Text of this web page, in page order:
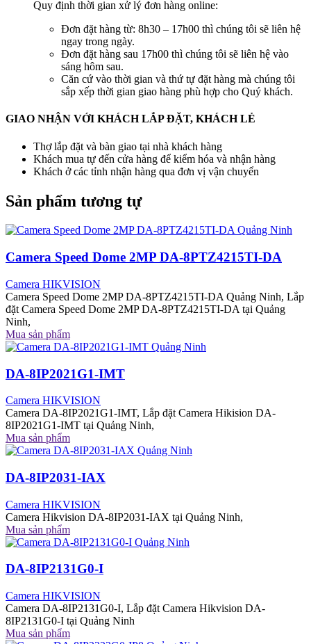
Quy định thời gian xử lý đơn hàng online:
Đơn đặt hàng từ: 8h30 – 17h00 thì chúng tôi sẽ liên hệ
ngay trong ngày.
Đơn đặt hàng sau 17h00 thì chúng tôi sẽ liên hệ vào
sáng hôm sau.
Căn cứ vào thời gian và thứ tự đặt hàng mà chúng tôi
sắp xếp thời gian giao hàng phù hợp cho Quý khách.
GIAO NHẬN VỚI KHÁCH LẮP ĐẶT, KHÁCH LẺ
Thợ lắp đặt và bàn giao tại nhà khách hàng
Khách mua tự đến cửa hàng để kiểm hóa và nhận hàng
Khách ở các tỉnh nhận hàng qua đơn vị vận chuyển
Sản phẩm tương tự
Camera Speed Dome 2MP DA-8PTZ4215TI-DA
Camera HIKVISION
Camera Speed Dome 2MP DA-8PTZ4215TI-DA Quảng Ninh, Lắp
đặt Camera Speed Dome 2MP DA-8PTZ4215TI-DA tại Quảng
Ninh,
Mua sản phẩm
DA-8IP2021G1-IMT
Camera HIKVISION
Camera DA-8IP2021G1-IMT, Lắp đặt Camera Hikision DA-
8IP2021G1-IMT tại Quảng Ninh,
Mua sản phẩm
DA-8IP2031-IAX
Camera HIKVISION
Camera Hikvision DA-8IP2031-IAX tại Quảng Ninh,
Mua sản phẩm
DA-8IP2131G0-I
Camera HIKVISION
Camera DA-8IP2131G0-I, Lắp đặt Camera Hikvision DA-
8IP2131G0-I tại Quảng Ninh
Mua sản phẩm